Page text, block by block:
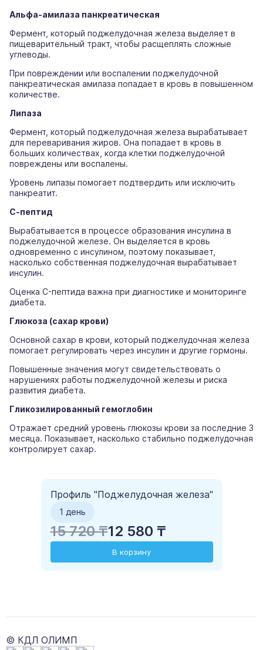
Альфа-амилаза панкреатическая
Фермент, который поджелудочная железа выделяет в
пищеварительный тракт, чтобы расщеплять сложные
углеводы.
При повреждении или воспалении поджелудочной
панкреатическая амилаза попадает в кровь в повышенном
количестве.
Липаза
Фермент, который поджелудочная железа вырабатывает
для переваривания жиров. Она попадает в кровь в
больших количествах, когда клетки поджелудочной
повреждены или воспалены.
Уровень липазы помогает подтвердить или исключить
панкреатит.
С-пептид
Вырабатывается в процессе образования инсулина в
поджелудочной железе. Он выделяется в кровь
одновременно с инсулином, поэтому показывает,
насколько собственная поджелудочная вырабатывает
инсулин.
Оценка C-пептида важна при диагностике и мониторинге
диабета.
Глюкоза (сахар крови)
Основной сахар в крови, который поджелудочная железа
помогает регулировать через инсулин и другие гормоны.
Повышенные значения могут свидетельствовать о
нарушениях работы поджелудочной железы и риска
развития диабета.
Гликозилированный гемоглобин
Отражает средний уровень глюкозы крови за последние 3
месяца. Показывает, насколько стабильно поджелудочная
контролирует сахар.
Профиль "Поджелудочная железа"
1 день
15 720 ₸12 580 ₸
В корзину
© КДЛ ОЛИМП